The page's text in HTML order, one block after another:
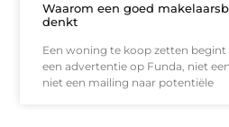
Waarom een goed
denkt
Een woning te koop zetten
een advertentie op Funda, niet
niet een mailing naar potentiële